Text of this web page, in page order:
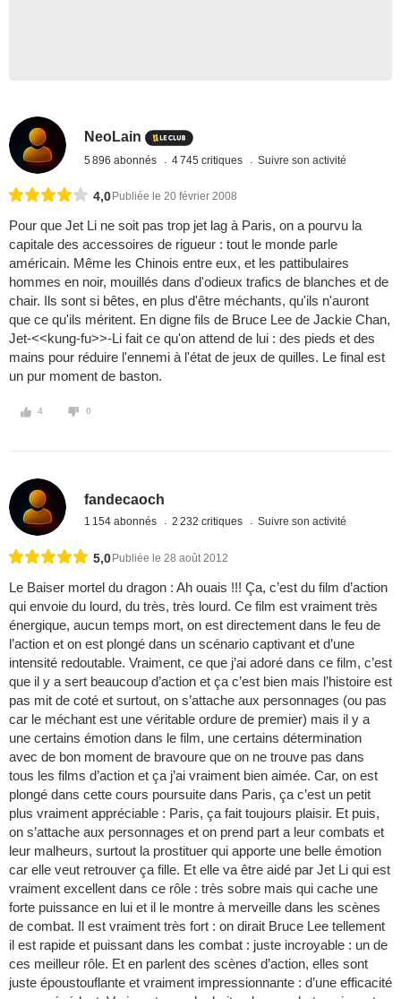
NeoLain
5 896 abonnés 4 745 critiques Suivre son activité
4,0 Publiée le 20 février 2008
Pour que Jet Li ne soit pas trop jet lag à Paris, on a pourvu la
capitale des accessoires de rigueur : tout le monde parle
américain. Même les Chinois entre eux, et les pattibulaires
hommes en noir, mouillés dans d'odieux trafics de blanches et de
chair. Ils sont si bêtes, en plus d'être méchants, qu'ils n'auront
que ce qu'ils méritent. En digne fils de Bruce Lee de Jackie Chan,
Jet-<<kung-fu>>-Li fait ce qu'on attend de lui : des pieds et des
mains pour réduire l'ennemi à l'état de jeux de quilles. Le final est
un pur moment de baston.
4 0
fandecaoch
1 154 abonnés 2 232 critiques Suivre son activité
5,0 Publiée le 28 août 2012
Le Baiser mortel du dragon : Ah ouais !!! Ça, c’est du film d’action
qui envoie du lourd, du très, très lourd. Ce film est vraiment très
énergique, aucun temps mort, on est directement dans le feu de
l’action et on est plongé dans un scénario captivant et d’une
intensité redoutable. Vraiment, ce que j’ai adoré dans ce film, c’est
que il y a sert beaucoup d’action et ça c’est bien mais l’histoire est
pas mit de coté et surtout, on s’attache aux personnages (ou pas
car le méchant est une véritable ordure de premier) mais il y a
une certains émotion dans le film, une certains détermination
avec de bon moment de bravoure que on ne trouve pas dans
tous les films d’action et ça j’ai vraiment bien aimée. Car, on est
plongé dans cette cours poursuite dans Paris, ça c’est un petit
plus vraiment appréciable : Paris, ça fait toujours plaisir. Et puis,
on s’attache aux personnages et on prend part a leur combats et
leur malheurs, surtout la prostituer qui apporte une belle émotion
car elle veut retrouver ça fille. Et elle va être aidé par Jet Li qui est
vraiment excellent dans ce rôle : très sobre mais qui cache une
forte puissance en lui et il le montre à merveille dans les scènes
de combat. Il est vraiment très fort : on dirait Bruce Lee tellement
il est rapide et puissant dans les combat : juste incroyable : un de
ces meilleur rôle. Et en parlent des scènes d’action, elles sont
juste époustouflante et vraiment impressionnante : d’une efficacité